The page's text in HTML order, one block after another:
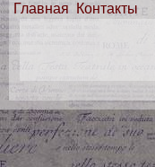
Главная Контакты